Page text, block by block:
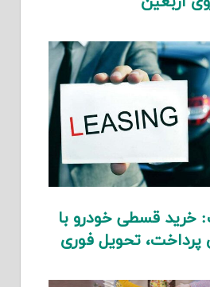
خرید قسطی خودرو با
تحویل فوری